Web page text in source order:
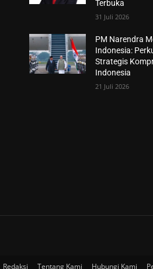
Terbuka
31 Juli 2026
PM Narendra
Indonesia:
Strategis
Indonesia
21 Juli 2026
Redaksi Tentang Kami Hubungi Kami